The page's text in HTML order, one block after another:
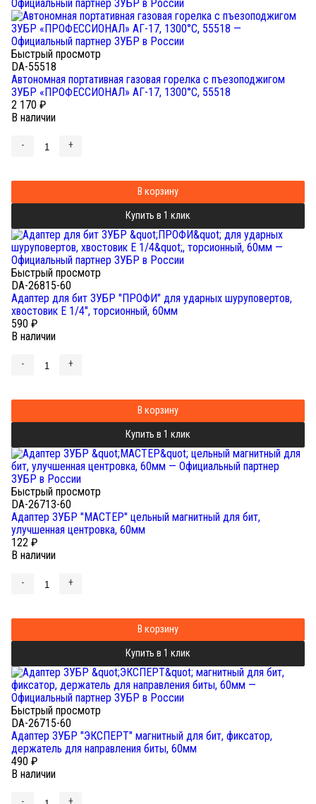
Быстрый просмотр
DA-55518
Автономная портативная газовая горелка с пъезоподжигом
ЗУБР «ПРОФЕССИОНАЛ» АГ-17, 1300°C, 55518
2 170 ₽
В наличии
- +
В корзину
Купить в 1 клик
Быстрый просмотр
DA-26815-60
Адаптер для бит ЗУБР "ПРОФИ" для ударных шуруповертов,
хвостовик E 1/4", торсионный, 60мм
590 ₽
В наличии
- +
В корзину
Купить в 1 клик
Быстрый просмотр
DA-26713-60
Адаптер ЗУБР "МАСТЕР" цельный магнитный для бит,
улучшенная центровка, 60мм
122 ₽
В наличии
- +
В корзину
Купить в 1 клик
Быстрый просмотр
DA-26715-60
Адаптер ЗУБР "ЭКСПЕРТ" магнитный для бит, фиксатор,
держатель для направления биты, 60мм
490 ₽
В наличии
- +